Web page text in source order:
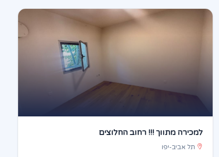
למכירה מתווך !!! רחוב החלוצים
תל אביב-יפו